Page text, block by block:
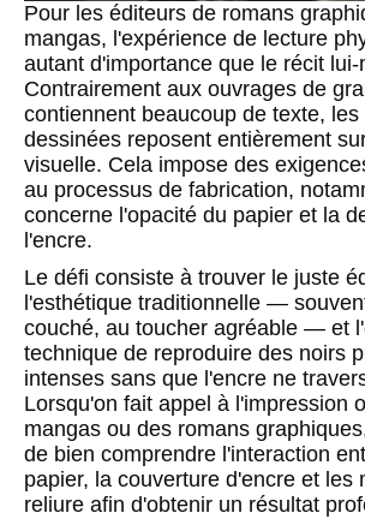
Pour les éditeurs de romans
mangas, l'expérience de lecture
autant d'importance que le récit lui-
Contrairement aux ouvrages de
contiennent beaucoup de texte, les
dessinées reposent entièrement
visuelle. Cela impose des
au processus de fabrication,
concerne l'opacité du papier et la
l'encre.
Le défi consiste à trouver le juste
l'esthétique traditionnelle —
couché, au toucher agréable — et
technique de reproduire des noirs
intenses sans que l'encre ne
Lorsqu'on fait appel à l'impression
mangas ou des romans
de bien comprendre l'interaction
papier, la couverture d'encre et les
reliure afin d'obtenir un résultat